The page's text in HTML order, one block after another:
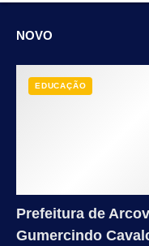
NOVO
EDUCAÇÃO
Prefeitura de
Gumercindo